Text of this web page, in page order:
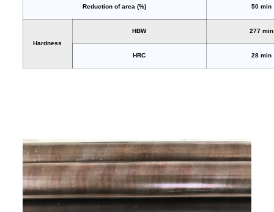
Reduction of area (%) 50 min
Hardness
HBW 277 min
HRC 28 min